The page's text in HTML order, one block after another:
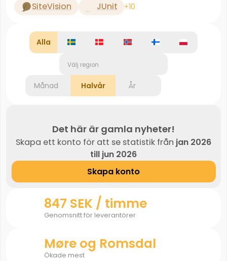
SiteVision
JUnit +10
Alla
Välj region
Månad Halvår År
Det här är gamla nyheter!
Skapa ett konto för att se statistik från jan 2026
till jun 2026
Skapa konto
847 SEK / timme
Genomsnitt för leverantörer
Møre og Romsdal
Ökade mest